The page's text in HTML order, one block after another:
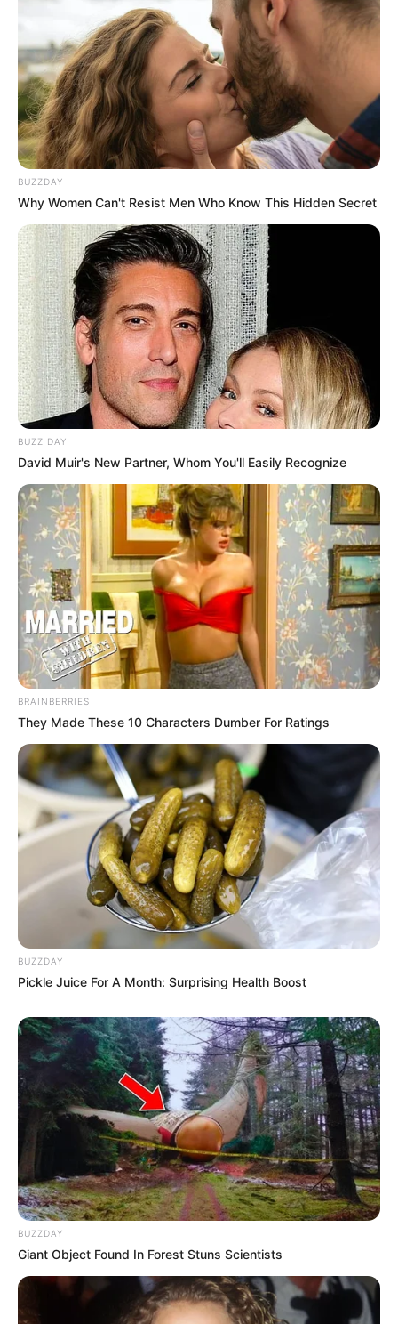
BUZZDAY
Why Women Can't Resist Men Who Know This Hidden Secret
BUZZ DAY
David Muir's New Partner, Whom You'll Easily Recognize
BRAINBERRIES
They Made These 10 Characters Dumber For Ratings
BUZZDAY
Pickle Juice For A Month: Surprising Health Boost
BUZZDAY
Giant Object Found In Forest Stuns Scientists